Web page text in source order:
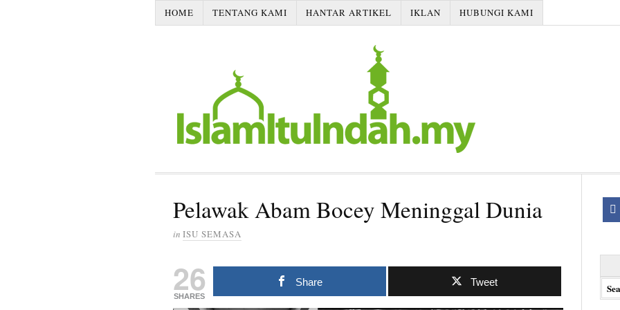
HOME TENTANG KAMI HANTAR ARTIKEL IKLAN HUBUNGI KAMI
Pelawak Abam Bocey Meninggal Dunia
in ISU SEMASA
26
SHARES
Share Tweet